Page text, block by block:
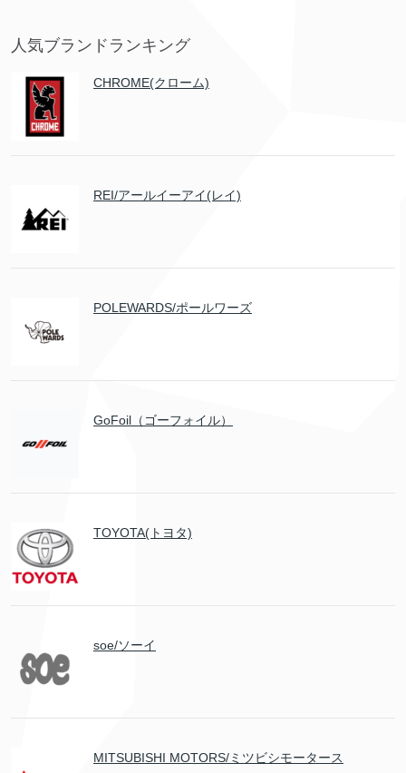
人気ブランドランキング
CHROME(クローム)
REI/アールイーアイ(レイ)
POLEWARDS/ポールワーズ
GoFoil（ゴーフォイル）
TOYOTA(トヨタ)
soe/ソーイ
MITSUBISHI MOTORS/ミツビシモータース